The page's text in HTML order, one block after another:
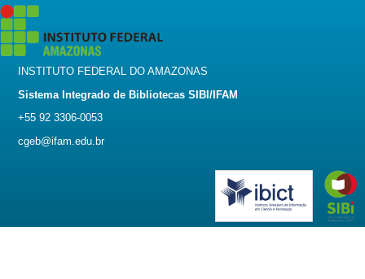
INSTITUTO FEDERAL DO AMAZONAS
Sistema Integrado de Bibliotecas SIBI/IFAM
+55 92 3306-0053
cgeb@ifam.edu.br